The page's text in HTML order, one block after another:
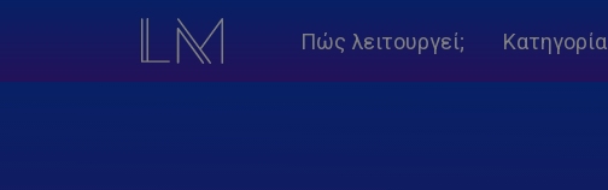
Πώς λειτουργεί; Κατηγορία